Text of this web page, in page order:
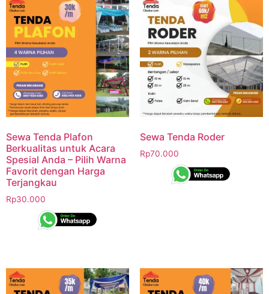
Sewa Tenda Plafon
Berkualitas untuk Acara
Spesial Anda – Pilih Warna
Favorit dengan Harga
Terjangkau
Rp30.000
Sewa Tenda Roder
Rp70.000